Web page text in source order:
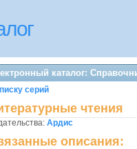
каталог:
серий
чтения
Ардис
описания: